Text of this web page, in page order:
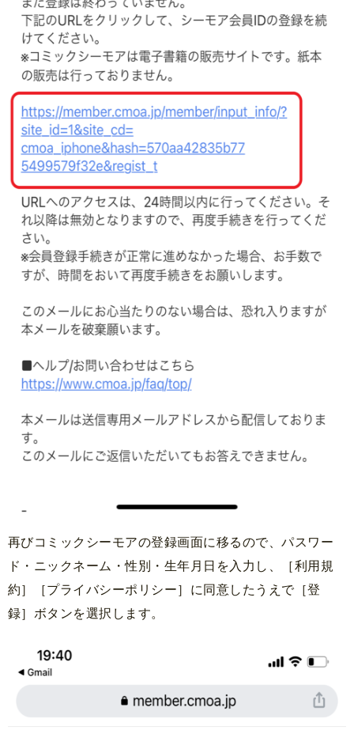
再びコミックシーモアの登録画面に移るので、パスワー
ド・ニックネーム・性別・生年月日を入力し、［利用規
約］［プライバシーポリシー］に同意したうえで［登
録］ボタンを選択します。